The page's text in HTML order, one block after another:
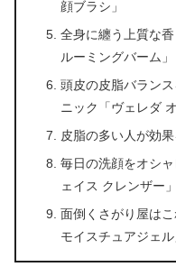
顔ブラシ」
全身に纏う上質な
ルーミングバーム」
頭皮の皮脂バラン
ニック「ヴェレダ
皮脂の多い人が効
毎日の洗顔をオシ
ェイス クレンザー」
面倒くさがり屋は
モイスチュアジェル